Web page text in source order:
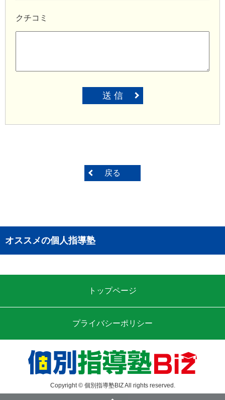
クチコミ
送 信
戻る
オススメの個人指導塾
トップページ
プライバシーポリシー
Copyright © 個別指導塾BIZ All rights reserved.